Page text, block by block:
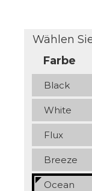
Wählen
Farbe
Black
White
Flux
Breeze
Ocean